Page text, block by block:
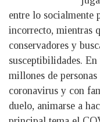
entre lo
incorrecto, mientras
conservadores y
susceptibilidades.
millones de
coronavirus y con
duelo, animarse a